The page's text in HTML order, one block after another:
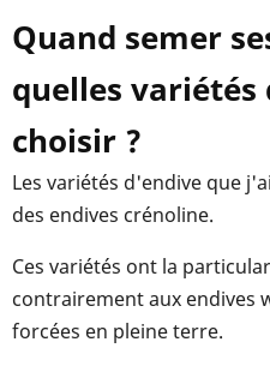
Quand semer
quelles variétés
choisir ?
Les variétés d'endive que
des endives crénoline.
Ces variétés ont la
contrairement aux endives
forcées en pleine terre.